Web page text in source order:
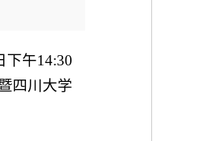
下午14:30
四川大学